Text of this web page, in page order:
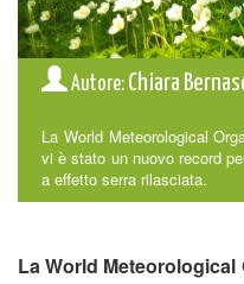
Autore: Chiara
La World Meteorological
vi è stato un nuovo record
a effetto serra rilasciata.
La World Meteorological